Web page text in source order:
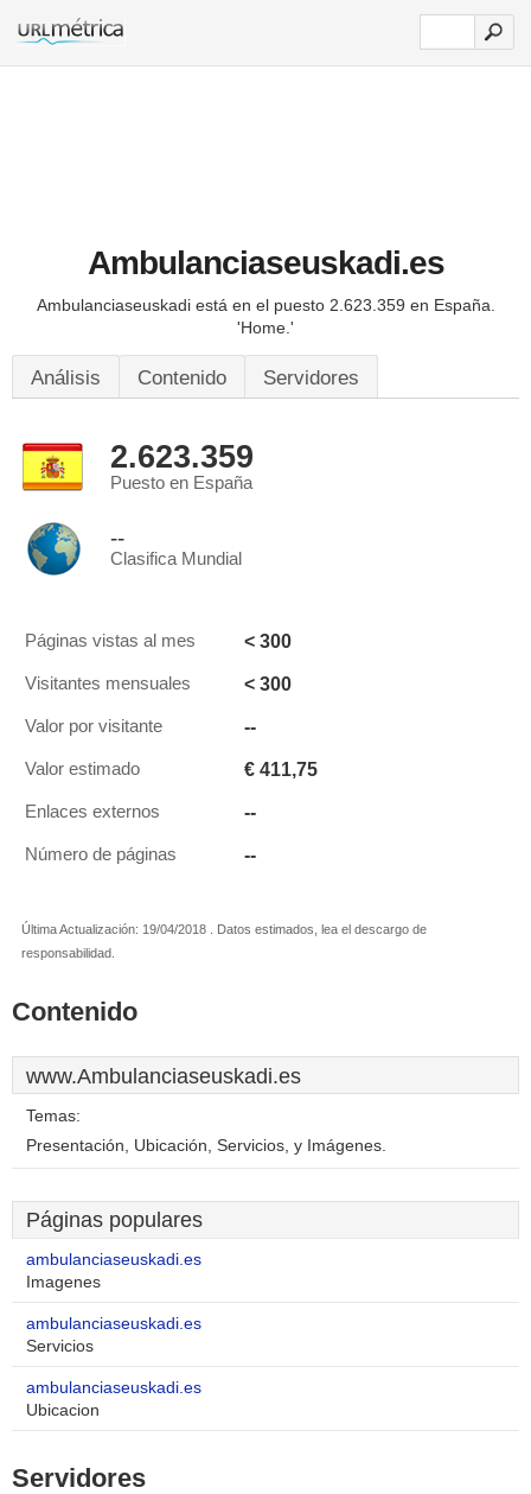
Ambulanciaseuskadi.es
Ambulanciaseuskadi está en el puesto 2.623.359 en España.
'Home.'
Análisis Contenido Servidores
2.623.359
Puesto en España
--
Clasifica Mundial
Páginas vistas al mes < 300
Visitantes mensuales < 300
Valor por visitante --
Valor estimado € 411,75
Enlaces externos --
Número de páginas --
Última Actualización: 19/04/2018 . Datos estimados, lea el descargo de
responsabilidad.
Contenido
www.Ambulanciaseuskadi.es
Temas:
Presentación, Ubicación, Servicios, y Imágenes.
Páginas populares
ambulanciaseuskadi.es
Imagenes
ambulanciaseuskadi.es
Servicios
ambulanciaseuskadi.es
Ubicacion
Servidores